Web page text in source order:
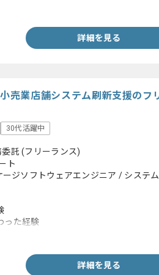
詳細を見る
小売業店舗システム刷新支援のフ
30代活躍中
委託(フリーランス)
ト
ージソフトウェアエンジニア / システ
った経験
詳細を見る